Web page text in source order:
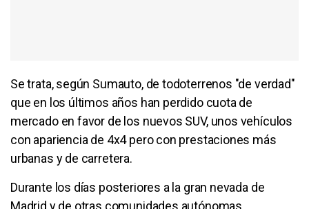
Se trata, según Sumauto, de todoterrenos "de verdad"
que en los últimos años han perdido cuota de
mercado en favor de los nuevos SUV, unos vehículos
con apariencia de 4x4 pero con prestaciones más
urbanas y de carretera.
Durante los días posteriores a la gran nevada de
Madrid y de otras comunidades autónomas